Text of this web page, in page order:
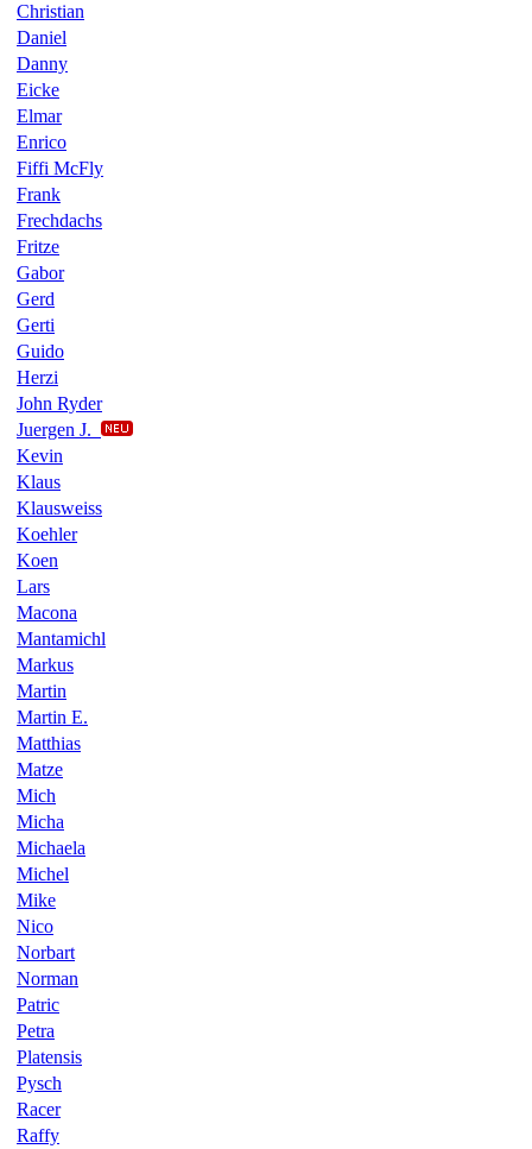
Christian
Daniel
Danny
Eicke
Elmar
Enrico
Fiffi McFly
Frank
Frechdachs
Fritze
Gabor
Gerd
Gerti
Guido
Herzi
John Ryder
Juergen J.
Kevin
Klaus
Klausweiss
Koehler
Koen
Lars
Macona
Mantamichl
Markus
Martin
Martin E.
Matthias
Matze
Mich
Micha
Michaela
Michel
Mike
Nico
Norbart
Norman
Patric
Petra
Platensis
Pysch
Racer
Raffy